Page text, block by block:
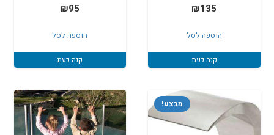
₪135
הוספה לסל
קנה כעת
₪95
הוספה לסל
קנה כעת
מבצע!